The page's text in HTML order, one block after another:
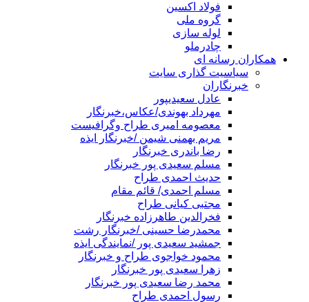
فولاد اکسین
گروه ملی
لوله سازی
چادرملو
همکاران رسانه ای
سیاسیت گذاری سایت
خبرنگاران
عادل سعیدیپور
مهرداد بهوندی/عکاس،خبرنگار
معصومه امیری طراح وگرافیست
مریم بهمنی شیمن /خبرنگار ایذه
رضا باندری خبرنگار
مسلم سعیدی پور خبرنگار
حدیث احمدی طراح
مسلم احمدی/ قائم مقام
مجتبی کیانی طراح
فخرالدین طاهرزاده خبرنگار
محمدرضا حسینی /خبرنگار رشت
جمشید سعیدی پور /نمایندگی ایذه
محمود خواجوی طراح و خبرنگار
زهرا سعیدی پور خبرنگار
محمد رضا سعیدی پور خبرنگار
رسول احمدی طراح